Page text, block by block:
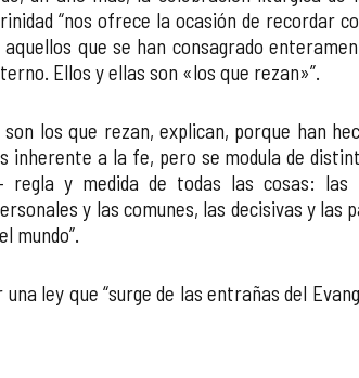
“nos ofrece la ocasión de recordar
aquellos que se han consagrado
Ellos y ellas son «los que rezan»”.
son los que rezan, explican, porque han
inherente a la fe, pero se modula de
regla y medida de todas las cosas:
y las comunes, las decisivas y las
mundo”.
ley que “surge de las entrañas del